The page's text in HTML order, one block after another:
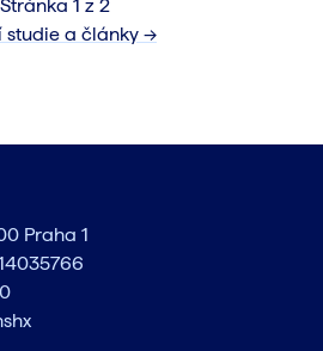
Stránka 1 z 2
studie a články →
Praha 1